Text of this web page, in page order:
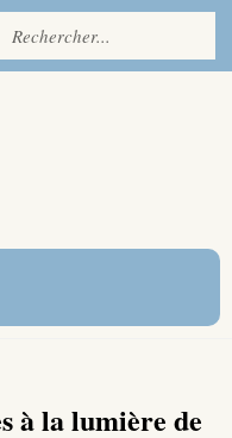
à la lumière de